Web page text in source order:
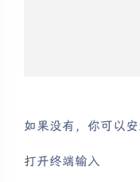
如果没有，你可以
打开终端输入